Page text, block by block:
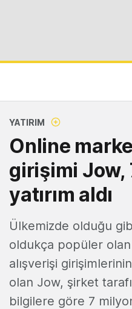
YATIRIM
Online
girişimi Jow,
yatırım aldı
Ülkemizde olduğu
oldukça popüler
alışverişi
olan Jow, şirket
bilgilere göre 7